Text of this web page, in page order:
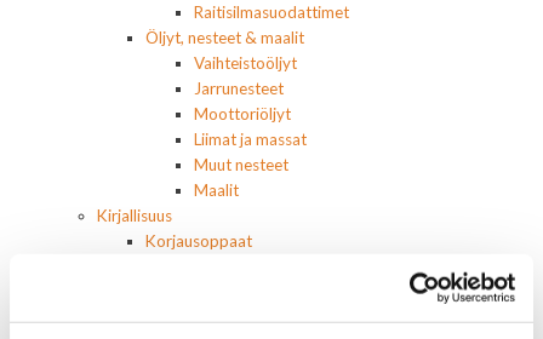
Raitisilmasuodattimet
Öljyt, nesteet & maalit
Vaihteistoöljyt
Jarrunesteet
Moottoriöljyt
Liimat ja massat
Muut nesteet
Maalit
Kirjallisuus
Korjausoppaat